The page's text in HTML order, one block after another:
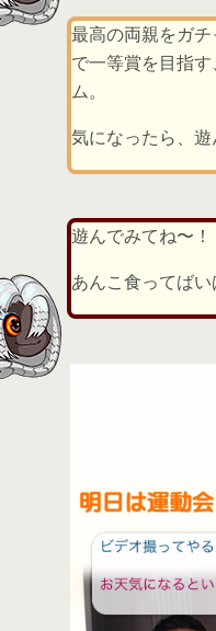
最高の両親をガ
で一等賞を目指
ム。
気になったら、遊
遊んでみてね〜！
あんこ食ってば